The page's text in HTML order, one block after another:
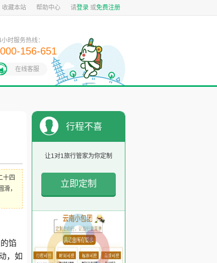
收藏本站 帮助中心 请登录 或免费注册
时服务热线：
156-651
在线客服
十四
，
馅
，如
行程不喜
让1对1旅行管家为你定制
立即定制